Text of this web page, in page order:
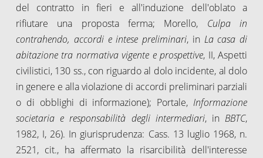
del contratto in fieri e all'induzione dell'oblato a
rifiutare una proposta ferma; Morello, Culpa in
contrahendo, accordi e intese preliminari, in La casa di
abitazione tra normativa vigente e prospettive, II, Aspetti
civilistici, 130 ss., con riguardo al dolo incidente, al dolo
in genere e alla violazione di accordi preliminari parziali
o di obblighi di informazione); Portale, Informazione
societaria e responsabilità degli intermediari, in BBTC,
1982, I, 26). In giurisprudenza: Cass. 13 luglio 1968, n.
2521, cit., ha affermato la risarcibilità dell'interesse